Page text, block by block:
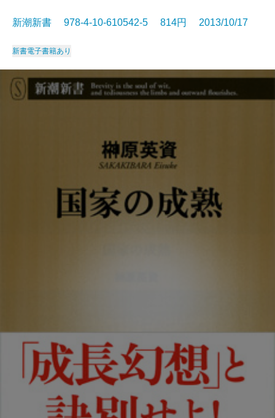
新潮新書 978-4-10-610542-5 814円 2013/10/17
新書電子書籍あり